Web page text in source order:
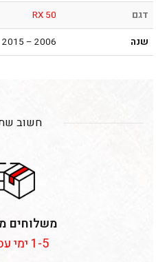
דגם
RX 50
שנה
2006 – 2015
חשוב
משלוחים
1-5 ימי עסקים